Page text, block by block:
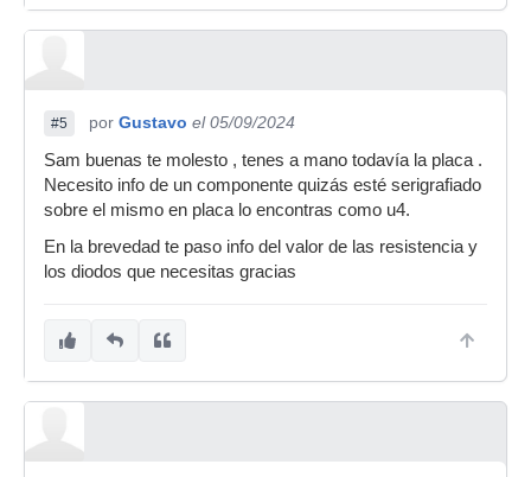
#5 por Gustavo el 05/09/2024
Sam buenas te molesto , tenes a mano todavía la placa .
Necesito info de un componente quizás esté serigrafiado
sobre el mismo en placa lo encontras como u4.
En la brevedad te paso info del valor de las resistencia y
los diodos que necesitas gracias